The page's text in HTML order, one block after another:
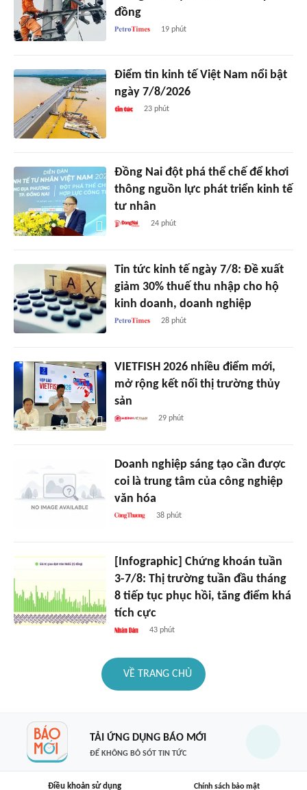
đồng
19 phút
Điểm tin kinh tế Việt Nam nổi bật
ngày 7/8/2026
23 phút
Đồng Nai đột phá thể chế để khơi
thông nguồn lực phát triển kinh tế
tư nhân
24 phút
Tin tức kinh tế ngày 7/8: Đề xuất
giảm 30% thuế thu nhập cho hộ
kinh doanh, doanh nghiệp
28 phút
VIETFISH 2026 nhiều điểm mới,
mở rộng kết nối thị trường thủy
sản
29 phút
Doanh nghiệp sáng tạo cần được
coi là trung tâm của công nghiệp
văn hóa
38 phút
[Infographic] Chứng khoán tuần
3-7/8: Thị trường tuần đầu tháng
8 tiếp tục phục hồi, tăng điểm khá
tích cực
43 phút
VỀ TRANG CHỦ
TẢI ỨNG DỤNG BÁO MỚI
ĐỂ KHÔNG BỎ SÓT TIN TỨC
Điều khoản sử dụng Chính sách bảo mật